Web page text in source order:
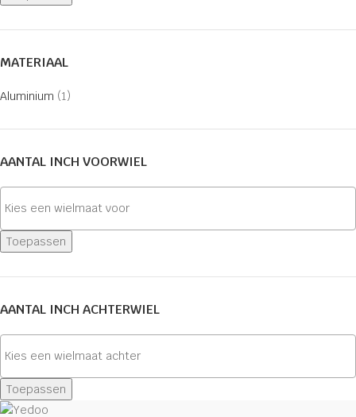
MATERIAAL
Aluminium (1)
AANTAL INCH VOORWIEL
Toepassen
AANTAL INCH ACHTERWIEL
Toepassen